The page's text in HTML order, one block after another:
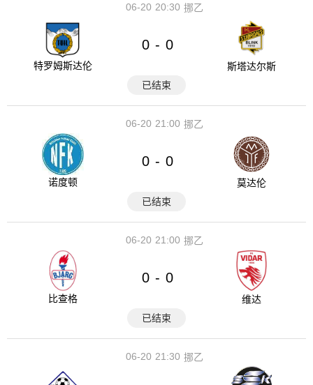
20:30
06-20 挪乙
特罗姆斯达伦
0 - 0
斯塔达尔斯
已结束
21:00
06-20 挪乙
诺度顿
0 - 0
莫达伦
已结束
21:00
06-20 挪乙
比查格
0 - 0
维达
已结束
21:30
06-20 挪乙